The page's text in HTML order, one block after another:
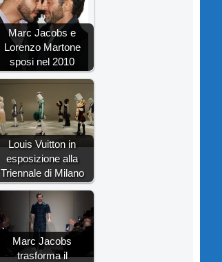
Marc Jacobs e
Lorenzo Martone
sposi nel 2010
Louis Vuitton in
esposizione alla
Triennale di Milano
Marc Jacobs
trasforma il